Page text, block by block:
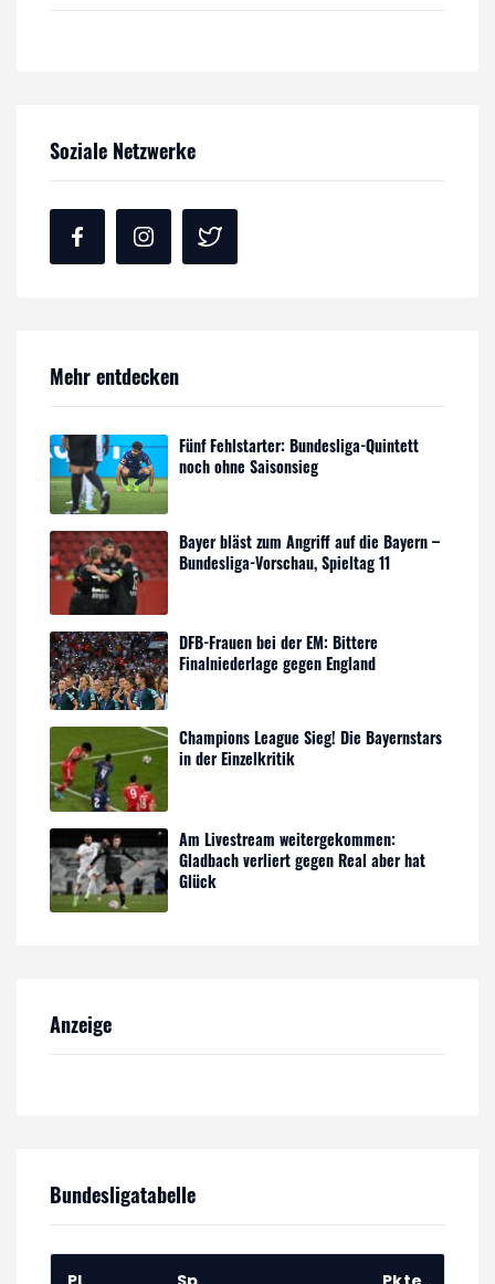
Soziale Netzwerke
Mehr entdecken
Fünf Fehlstarter: Bundesliga-Quintett
noch ohne Saisonsieg
Bayer bläst zum Angriff auf die Bayern –
Bundesliga-Vorschau, Spieltag 11
DFB-Frauen bei der EM: Bittere
Finalniederlage gegen England
Champions League Sieg! Die Bayernstars
in der Einzelkritik
Am Livestream weitergekommen:
Gladbach verliert gegen Real aber hat
Glück
Anzeige
Bundesligatabelle